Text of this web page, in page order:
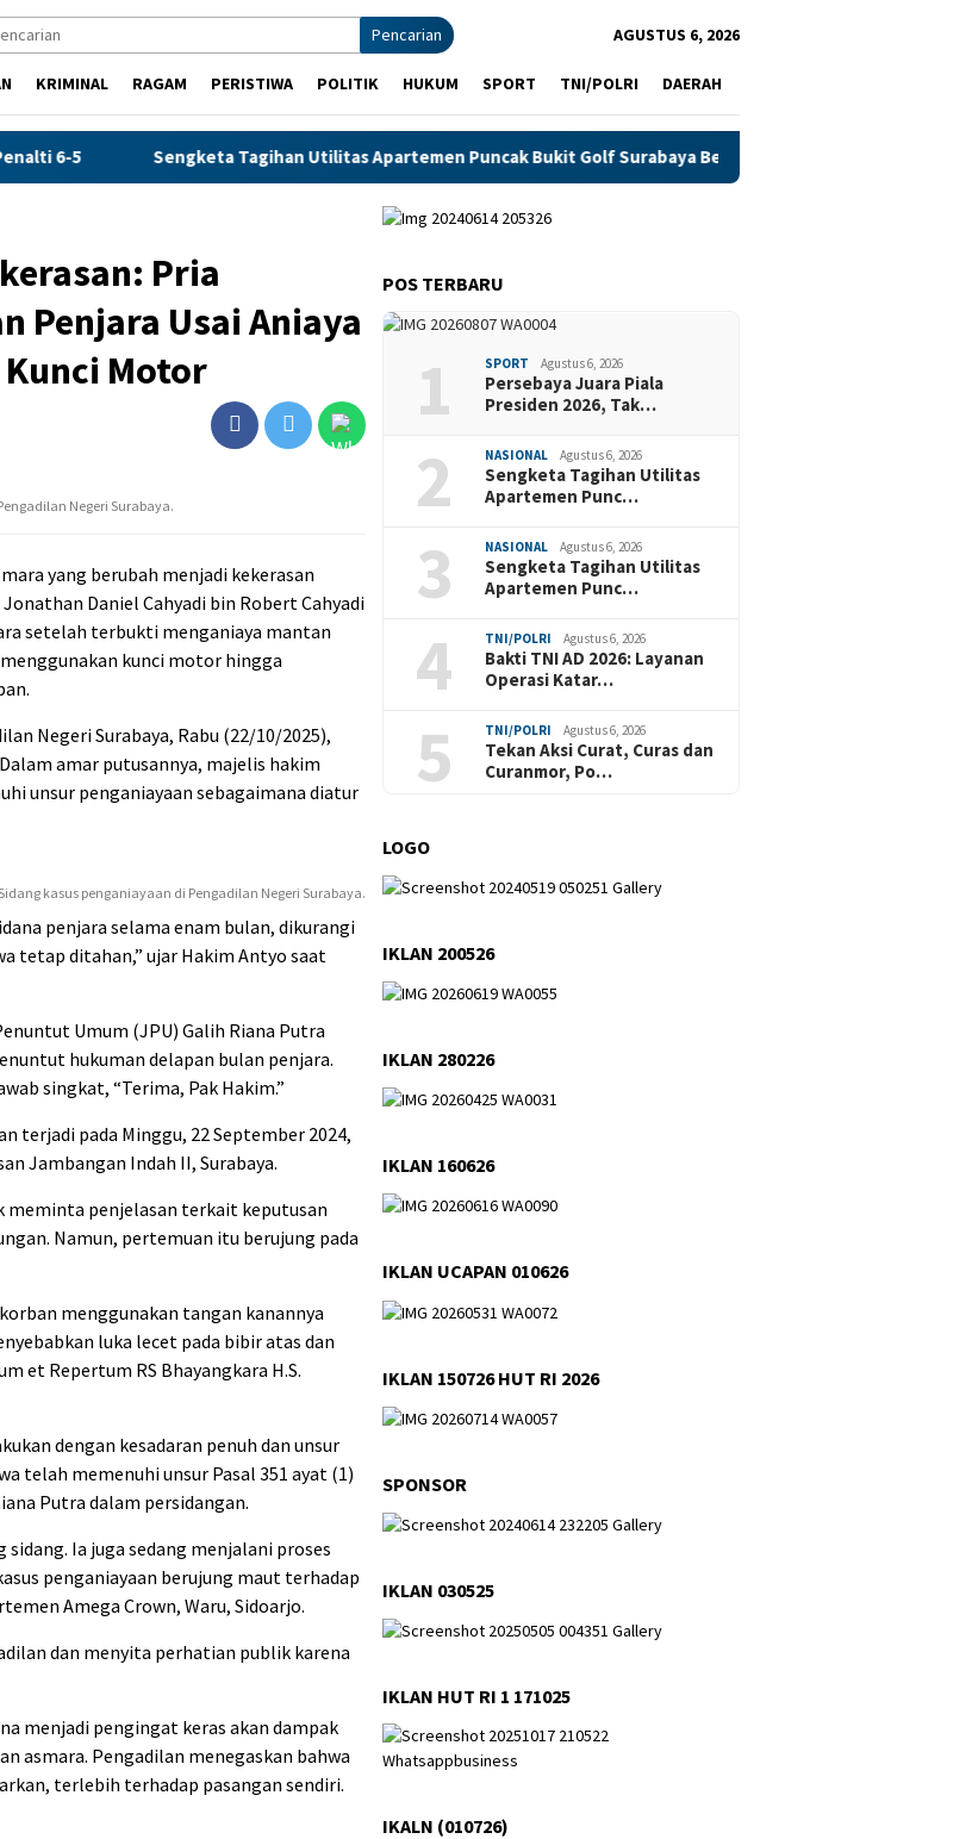
Pencarian AGUSTUS 6, 2026
KRIMINAL RAGAM PERISTIWA POLITIK HUKUM SPORT TNI/POLRI DAERAH
Sengketa Tagihan Utilitas Apartemen Puncak Bukit Golf Surabaya Berlanjut, Penyewa Minta Transparansi
Pria
Penjara Usai Aniaya
Motor
Negeri Surabaya.
yang berubah menjadi kekerasan
Daniel Cahyadi bin Robert Cahyadi
setelah terbukti menganiaya mantan
kunci motor hingga
Negeri Surabaya, Rabu (22/10/2025),
amar putusannya, majelis hakim
unsur penganiayaan sebagaimana diatur
kasus penganiayaan di Pengadilan Negeri Surabaya.
penjara selama enam bulan, dikurangi
tetap ditahan,” ujar Hakim Antyo saat
Umum (JPU) Galih Riana Putra
hukuman delapan bulan penjara.
singkat, “Terima, Pak Hakim.”
terjadi pada Minggu, 22 September 2024,
Jambangan Indah II, Surabaya.
penjelasan terkait keputusan
Namun, pertemuan itu berujung pada
menggunakan tangan kanannya
luka lecet pada bibir atas dan
et Repertum RS Bhayangkara H.S.
dengan kesadaran penuh dan unsur
telah memenuhi unsur Pasal 351 ayat (1)
Putra dalam persidangan.
Ia juga sedang menjalani proses
penganiayaan berujung maut terhadap
Amega Crown, Waru, Sidoarjo.
dan menyita perhatian publik karena
menjadi pengingat keras akan dampak
asmara. Pengadilan menegaskan bahwa
terlebih terhadap pasangan sendiri.
POS TERBARU
1 SPORT Agustus 6, 2026
Persebaya Juara Piala
Presiden 2026, Tak…
2 NASIONAL Agustus 6, 2026
Sengketa Tagihan Utilitas
Apartemen Punc…
3 NASIONAL Agustus 6, 2026
Sengketa Tagihan Utilitas
Apartemen Punc…
4 TNI/POLRI Agustus 6, 2026
Bakti TNI AD 2026: Layanan
Operasi Katar…
5 TNI/POLRI Agustus 6, 2026
Tekan Aksi Curat, Curas dan
Curanmor, Po…
LOGO
IKLAN 200526
IKLAN 280226
IKLAN 160626
IKLAN UCAPAN 010626
IKLAN 150726 HUT RI 2026
SPONSOR
IKLAN 030525
IKLAN HUT RI 1 171025
IKALN (010726)